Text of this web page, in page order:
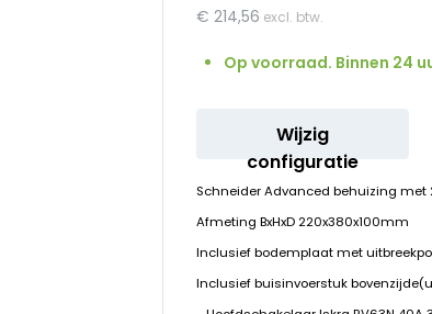
€ 214,56
Op voorraad. Binnen 24
Wijzig
configuratie
Schneider Advanced behuizing met
Afmeting BxHxD 220x380x100mm
Inclusief bodemplaat met
Inclusief buisinvoerstuk